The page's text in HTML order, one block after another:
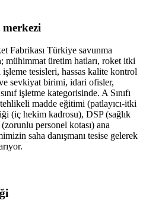
Fabrikası Türkiye savunma
mühimmat üretim hatları, roket itki
işleme tesisleri, hassas kalite kontrol
sevkiyat birimi, idari ofisler,
işletme kategorisinde. A Sınıfı
madde eğitimi (patlayıcı-itki
(iç hekim kadrosu), DSP (sağlık
personel kotası) ana
saha danışmanı tesise gelerek